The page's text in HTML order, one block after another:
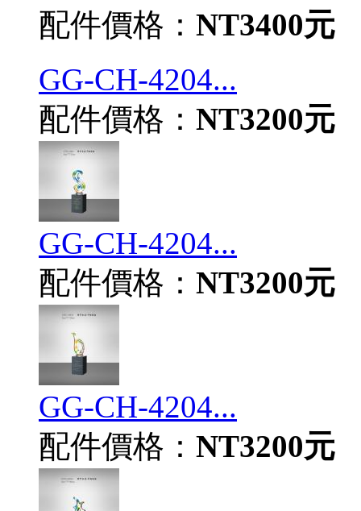
配件價格： NT3400元
GG-CH-4204...
配件價格： NT3200元
GG-CH-4204...
配件價格： NT3200元
GG-CH-4204...
配件價格： NT3200元